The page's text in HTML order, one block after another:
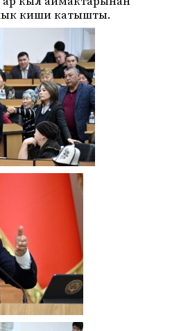
киши катышты.